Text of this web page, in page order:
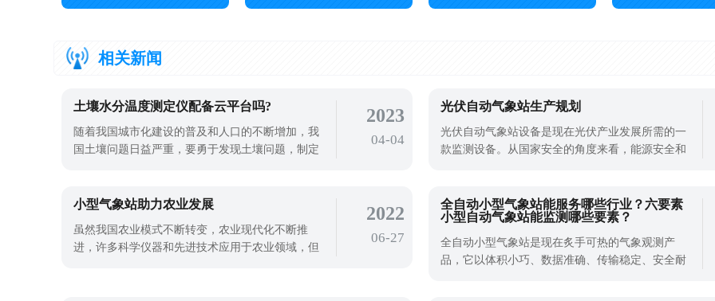
相关新闻
土壤水分温度测定仪配备云平台吗?
随着我国城市化建设的普及和人口的不断增加，我
国土壤问题日益严重，要勇于发现土壤问题，制定
量。土壤问题是影响作物生长的重要因素，使用土
在农业发展提供数据支持。土壤水分温度
2023
04-04
光伏自动气象站生产规划
光伏自动气象站设备是现在光伏产业发展所需的一
款监测设备。从国家安全的角度来看，能源安全和
源，才能为能源安全提供安全锁。而随着传统能源
的不断利用，清洁能源的开采利用越发重要，光伏
产业不断发展，光伏自动气象站也在不断应
小型气象站助力农业发展
虽然我国农业模式不断转变，农业现代化不断推
进，许多科学仪器和先进技术应用于农业领域，但
2022
06-27
全自动小型气象站能服务哪些行业？六要素
小型自动气象站能监测哪些要素？
全自动小型气象站是现在炙手可热的气象观测产
品，它以体积小巧、数据准确、传输稳定、安全耐